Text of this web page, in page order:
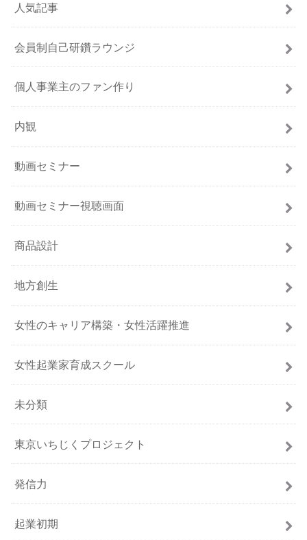
人気記事
会員制自己研鑽ラウンジ
個人事業主のファン作り
内観
動画セミナー
動画セミナー視聴画面
商品設計
地方創生
女性のキャリア構築・女性活躍推進
女性起業家育成スクール
未分類
東京いちじくプロジェクト
発信力
起業初期